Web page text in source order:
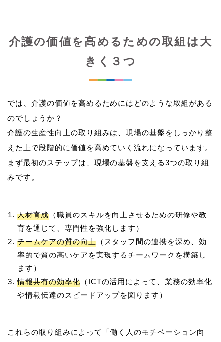
介護の価値を高めるための取組は大
きく３つ
では、介護の価値を高めるためにはどのような取組がある
のでしょうか？
介護の生産性向上の取り組みは、現場の基盤をしっかり整
えた上で段階的に価値を高めていく流れになっています。
まず最初のステップは、現場の基盤を支える3つの取り組
人材育成 （職員のスキルを向上させるための研修や教
育を通じて、専門性を強化します）
チームケアの質の向上 （スタッフ間の連携を深め、効
率的で質の高いケアを実現するチームワークを構築し
ます）
情報共有の効率化 （ICTの活用によって、業務の効率化
や情報伝達のスピードアップを図ります）
これらの取り組みによって「働く人のモチベーション向